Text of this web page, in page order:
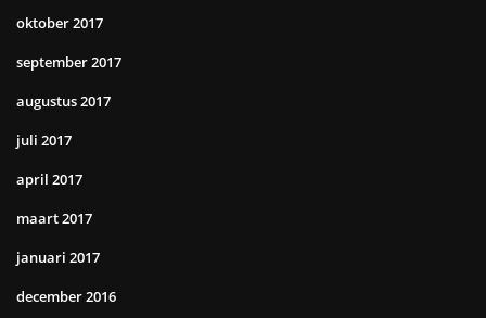
oktober 2017
september 2017
augustus 2017
juli 2017
april 2017
maart 2017
januari 2017
december 2016